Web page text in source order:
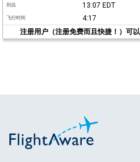
到达 13:07 EDT
飞行时间
4:17
注册用户（注册免费而且快捷！）可